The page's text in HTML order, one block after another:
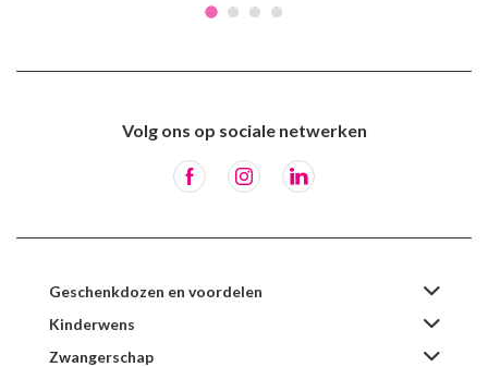
Volg ons op sociale netwerken
Geschenkdozen en voordelen
Kinderwens
Zwangerschap